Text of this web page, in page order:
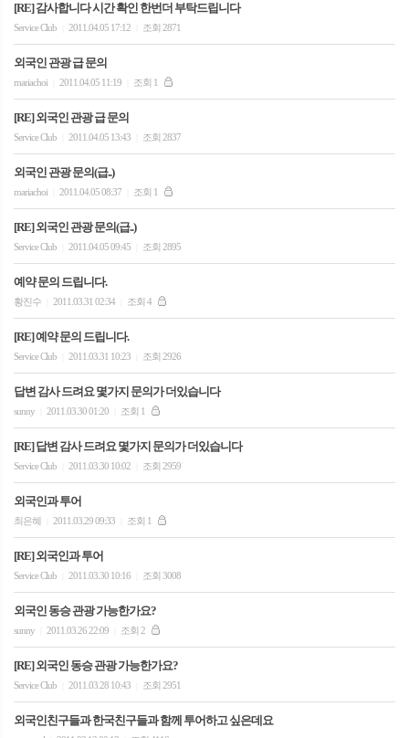
[RE] 감사합니다 시간 확인 한번더 부탁드립니다
Service Club 2011.04.05 17:12 조회 2871
외국인 관광 급 문의
mariachoi 2011.04.05 11:19 조회 1
[RE] 외국인 관광 급 문의
Service Club 2011.04.05 13:43 조회 2837
외국인 관광 문의(급..)
mariachoi 2011.04.05 08:37 조회 1
[RE] 외국인 관광 문의(급..)
Service Club 2011.04.05 09:45 조회 2895
예약 문의 드립니다.
황진수 2011.03.31 02:34 조회 4
[RE] 예약 문의 드립니다.
Service Club 2011.03.31 10:23 조회 2926
답변 감사 드려요 몇가지 문의가 더있습니다
sunny 2011.03.30 01:20 조회 1
[RE] 답변 감사 드려요 몇가지 문의가 더있습니다
Service Club 2011.03.30 10:02 조회 2959
외국인과 투어
최은혜 2011.03.29 09:33 조회 1
[RE] 외국인과 투어
Service Club 2011.03.30 10:16 조회 3008
외국인 동승 관광 가능한가요?
sunny 2011.03.26 22:09 조회 2
[RE] 외국인 동승 관광 가능한가요?
Service Club 2011.03.28 10:43 조회 2951
외국인친구들과 한국친구들과 함께 투어하고 싶은데요